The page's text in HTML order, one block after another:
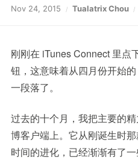
Nov 24, 2015 Tualatrix Chou
刚刚在 iTunes Connect 里点
钮，这意味着从四月份开始
一段落了。
过去的十个月，我把主要的
博客户端上。它从刚诞生时
时间的进化，已经渐渐有了